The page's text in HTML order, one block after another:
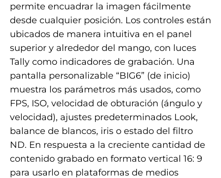
permite encuadrar la imagen fácilmente
desde cualquier posición. Los controles están
ubicados de manera intuitiva en el panel
superior y alrededor del mango, con luces
Tally como indicadores de grabación. Una
pantalla personalizable “BIG6” (de inicio)
muestra los parámetros más usados, como
FPS, ISO, velocidad de obturación (ángulo y
velocidad), ajustes predeterminados Look,
balance de blancos, iris o estado del filtro
ND. En respuesta a la creciente cantidad de
contenido grabado en formato vertical 16: 9
para usarlo en plataformas de medios